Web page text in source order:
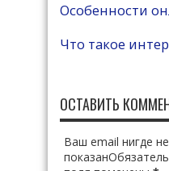
Особенности
Что такое
ОСТАВИТЬ
Ваш email нигде